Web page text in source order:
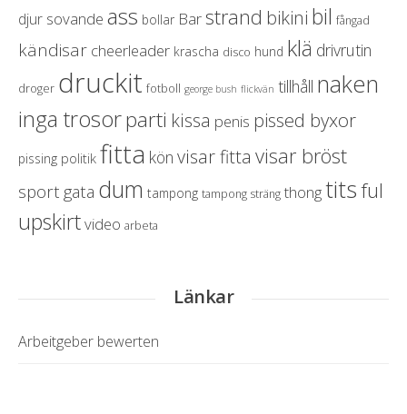
djur sovande ass bollar Bar strand bikini bil fångad
kändisar cheerleader krascha disco hund klä drivrutin
droger druckit fotboll george bush flickvän tillhåll naken
inga trosorparti kissa penis pissed byxor
pissing politik fitta kön visar fitta visar bröst
sport gata dum tampong tampong sträng thongtitsful
upskirtvideo arbeta
Länkar
Arbeitgeber bewerten